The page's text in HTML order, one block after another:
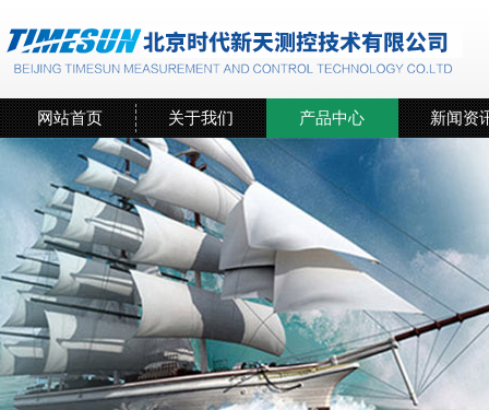
网站首页 关于我们 产品中心 新闻资